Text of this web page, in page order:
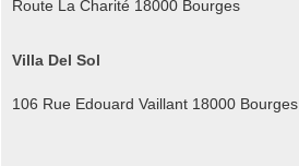
Route La Charité 18000 Bourges
Villa Del Sol
106 Rue Edouard Vaillant 18000 Bourges